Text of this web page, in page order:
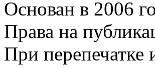
Основан в 2006
Права на
При перепечатке